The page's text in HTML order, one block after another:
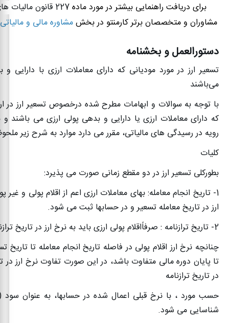
برای دریافت راهنمایی بیشتر در مورد ماده227 قانون مالیات های مستقیم
مشاوران و متخصصان برتر کارمنتو در بخشمشاوره مالی و مالیاتی
دستورالعمل و بخشنامه
تسعیر ارز در مورد مودیانی که دارای معاملات ارزی با دارایی
می‌باشند
‌با توجه به سوالات و ابهامات مطرح شده درخصوص تسعیر ارز در
که دارای معاملات ارزی یا دارایی و بدهی پولی ارزی می باشند
رویه در رسیدگی های مالیاتی، مقرر می دارد موارد به شرح زیر
کلیات
بطورکلی تسعیر ارز در دو مقطع زمانی صورت می پذیرد:
1- تاریخ انجام معامله: بهای معاملات ارزی اعم از اقلام پولی و
ارز در تاریخ معامله تسعیر و در حسابها ثبت می شود.
2- تاریخ ترازنامه : صرفاًاقلام پولی ارزی باید به نرخ ارز در تاریخ ترازنامه تسعیر شود.
چنانچه نرخ ارز اقلام پولی در فاصله تاریخ انجام معامله تا تاریخ
تا پایان دوره مالی متفاوت باشد، در این صورت تفاوت نرخ ارز در
در تاریخ ترازنامه
حسب مورد ، با نرخ قبلی اعمال شده در حسابها، به عنوان سود
شناسایی می شود.